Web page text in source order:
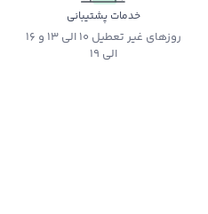
خدمات پشتیبانی
روزهای غیر تعطیل 10 الی 13 و 16
الی 19